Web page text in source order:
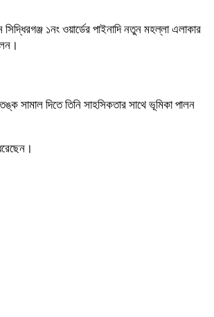
১নং ওয়ার্ডের পাইনাদি নতুন মহল্লা এলাকার
সামাল দিতে তিনি সাহসিকতার সাথে ভূমিকা পালন